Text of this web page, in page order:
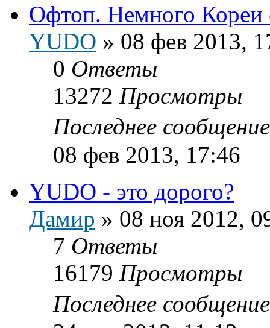
Офтоп. Немного Кореи
YUDO » 08 фев 2013,
0 Ответы
13272 Просмотры
Последнее
08 фев 2013, 17:46
YUDO - это дорого?
Дамир » 08 ноя 2012,
7 Ответы
16179 Просмотры
Последнее